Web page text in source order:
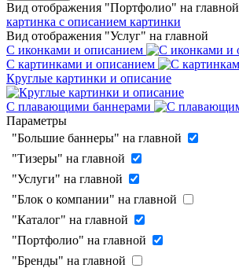
Вид отображения "Портфолио" на главной
картинка с описанием картинки
Вид отображения "Услуг" на главной
С иконками и описанием
С картинками и описанием
Круглые картинки и описание
С плавающими баннерами
Параметры
"Большие баннеры" на главной
"Тизеры" на главной
"Услуги" на главной
"Блок о компании" на главной
"Каталог" на главной
"Портфолио" на главной
"Бренды" на главной